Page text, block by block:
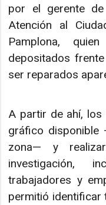
por el gerente
Atención al
Pamplona,
depositados
ser reparados
A partir de ahí, los
gráfico disponible
zona— y
investigación,
trabajadores y
permitió identificar